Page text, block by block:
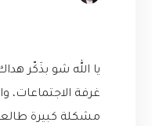
يا الله شو بذَكّر
غرفة الاجتماعات،